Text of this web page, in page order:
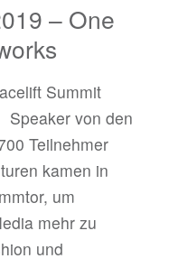
– One
Summit
Speaker von den
Teilnehmer
kamen in
um
mehr zu
und